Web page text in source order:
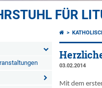
FÜR
03.02.2014
Mit dem